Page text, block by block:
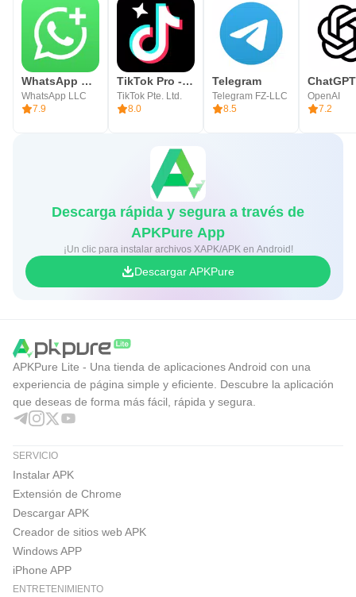
WhatsApp Business
WhatsApp LLC
7.9
TikTok Pro - Events
TikTok Pte. Ltd.
8.0
Telegram
Telegram FZ-LLC
8.5
ChatGPT
OpenAI
7.2
Descarga rápida y segura a través de
APKPure App
¡Un clic para instalar archivos XAPK/APK en Android!
Descargar APKPure
APKPure Lite - Una tienda de aplicaciones Android con una
experiencia de página simple y eficiente. Descubre la aplicación
que deseas de forma más fácil, rápida y segura.
SERVICIO
Instalar APK
Extensión de Chrome
Descargar APK
Creador de sitios web APK
Windows APP
iPhone APP
ENTRETENIMIENTO